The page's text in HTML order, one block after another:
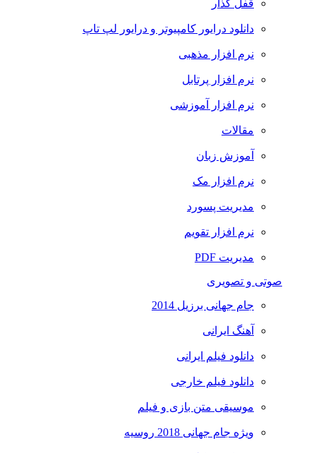
قفل گذار
دانلود درایور کامپیوتر و درایور لپ تاپ
نرم افزار مذهبی
نرم افزار پرتابل
نرم افزار آموزشی
مقالات
آموزش زبان
نرم افزار مک
مدیریت پسورد
نرم افزار تقویم
مدیریت PDF
صوتی و تصویری
جام جهانی برزیل 2014
آهنگ ایرانی
دانلود فیلم ایرانی
دانلود فیلم خارجی
موسیقی متن بازی و فیلم
ویژه جام جهانی 2018 روسیه